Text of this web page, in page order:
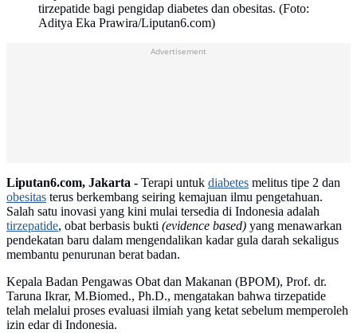
tirzepatide bagi pengidap diabetes dan obesitas. (Foto:
Aditya Eka Prawira/Liputan6.com)
Advertisement
Liputan6.com, Jakarta - Terapi untuk diabetes melitus tipe 2 dan
obesitas terus berkembang seiring kemajuan ilmu pengetahuan.
Salah satu inovasi yang kini mulai tersedia di Indonesia adalah
tirzepatide, obat berbasis bukti (evidence based) yang menawarkan
pendekatan baru dalam mengendalikan kadar gula darah sekaligus
membantu penurunan berat badan.
Kepala Badan Pengawas Obat dan Makanan (BPOM), Prof. dr.
Taruna Ikrar, M.Biomed., Ph.D., mengatakan bahwa tirzepatide
telah melalui proses evaluasi ilmiah yang ketat sebelum memperoleh
izin edar di Indonesia.